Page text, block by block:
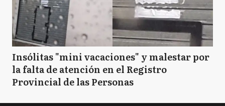
Insólitas "mini vacaciones" y malestar por
la falta de atención en el Registro
Provincial de las Personas